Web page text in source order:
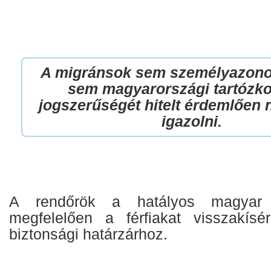
A migránsok sem
sem magyarországi
jogszerűségét hitelt érdemlően
igazolni.
A rendőrök a hatályos magyar
megfelelően a férfiakat
biztonsági határzárhoz.